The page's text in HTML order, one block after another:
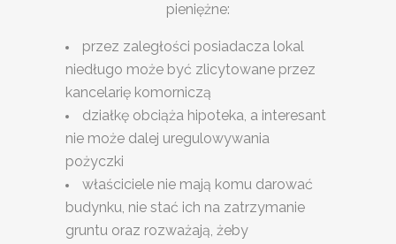
pieniężne:
przez zaległości posiadacza lokal
niedługo może być zlicytowane przez
kancelarię komorniczą
działkę obciąża hipoteka, a interesant
nie może dalej uregulowywania
pożyczki
właściciele nie mają komu darować
budynku, nie stać ich na zatrzymanie
gruntu oraz rozważają, żeby